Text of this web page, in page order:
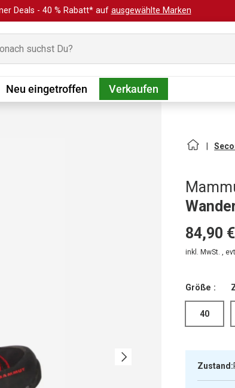
Deals - 40 % Rabatt* auf ausgewählte Marken
Neu eingetroffen Verkaufen
Nächste
84,90 €
inkl. MwSt. ,
Größe :
40
Zustand: